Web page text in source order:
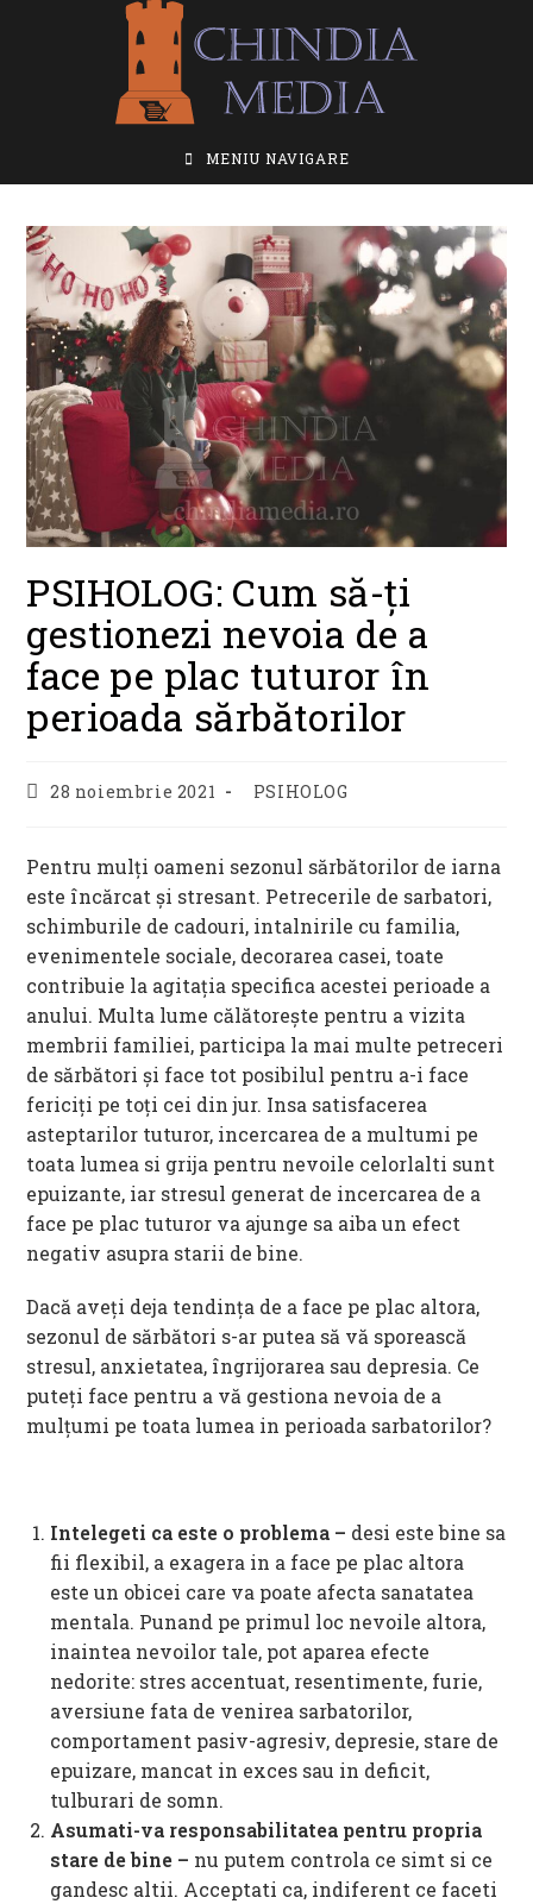
MENIU NAVIGARE
PSIHOLOG: Cum să-ți
gestionezi nevoia de a
face pe plac tuturor în
perioada sărbătorilor
Post28 noiembrie 2021
Post
PSIHOLOG
Pentru mulți oameni sezonul sărbătorilor de iarna
este încărcat și stresant. Petrecerile de sarbatori,
schimburile de cadouri, intalnirile cu familia,
evenimentele sociale, decorarea casei, toate
contribuie la agitația specifica acestei perioade a
anului. Multa lume călătorește pentru a vizita
membrii familiei, participa la mai multe petreceri
de sărbători și face tot posibilul pentru a-i face
fericiți pe toți cei din jur. Insa satisfacerea
asteptarilor tuturor, incercarea de a multumi pe
toata lumea si grija pentru nevoile celorlalti sunt
epuizante, iar stresul generat de incercarea de a
face pe plac tuturor va ajunge sa aiba un efect
negativ asupra starii de bine.
Dacă aveți deja tendința de a face pe plac altora,
sezonul de sărbători s-ar putea să vă sporească
stresul, anxietatea, îngrijorarea sau depresia. Ce
puteți face pentru a vă gestiona nevoia de a
mulțumi pe toata lumea in perioada sarbatorilor?
Intelegeti ca este o problema – desi este bine sa
fii flexibil, a exagera in a face pe plac altora
este un obicei care va poate afecta sanatatea
mentala. Punand pe primul loc nevoile altora,
inaintea nevoilor tale, pot aparea efecte
nedorite: stres accentuat, resentimente, furie,
aversiune fata de venirea sarbatorilor,
comportament pasiv-agresiv, depresie, stare de
epuizare, mancat in exces sau in deficit,
tulburari de somn.
Asumati-va responsabilitatea pentru propria
stare de bine – nu putem controla ce simt si ce
gandesc altii. Acceptati ca, indiferent ce faceti